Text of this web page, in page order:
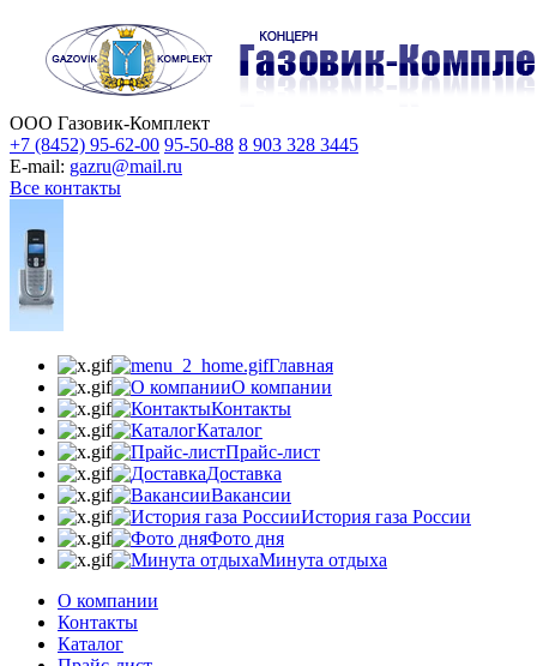
ООО Газовик-Комплект
+7 (8452) 95-62-00 95-50-88 8 903 328 3445
E-mail: gazru@mail.ru
Все контакты
Главная
О компании
Контакты
Каталог
Прайс-лист
Доставка
Вакансии
История газа России
Фото дня
Минута отдыха
О компании
Контакты
Каталог